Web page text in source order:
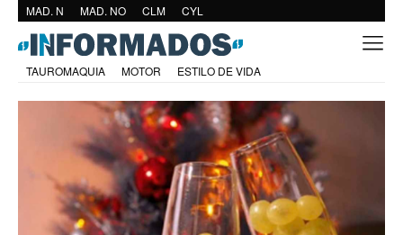
MAD. N MAD. NO CLM CYL
TAUROMAQUIA MOTOR ESTILO DE VIDA